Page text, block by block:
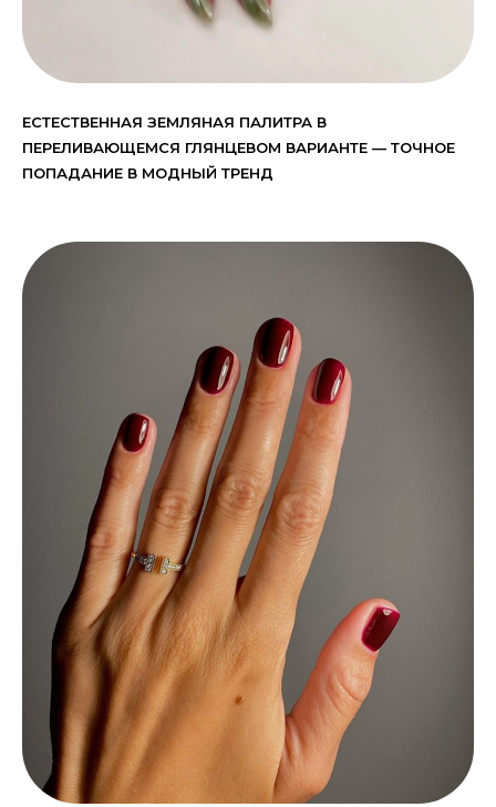
ЕСТЕСТВЕННАЯ ЗЕМЛЯНАЯ ПАЛИТРА В
ПЕРЕЛИВАЮЩЕМСЯ ГЛЯНЦЕВОМ ВАРИАНТЕ — ТОЧНОЕ
ПОПАДАНИЕ В МОДНЫЙ ТРЕНД